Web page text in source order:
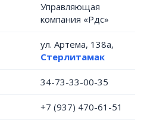
Управляющая
компания «Рдс»
ул. Артема, 138а,
Стерлитамак
34-73-33-00-35
+7 (937) 470-61-51